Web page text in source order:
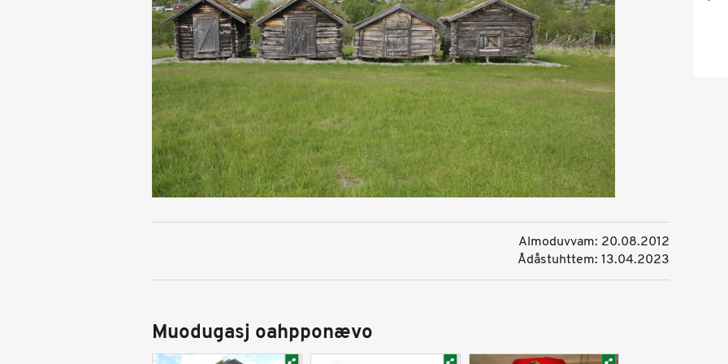
Almoduvvam: 20.08.2012
Ådåstuhttem: 13.04.2023
Muodugasj oahpponævo